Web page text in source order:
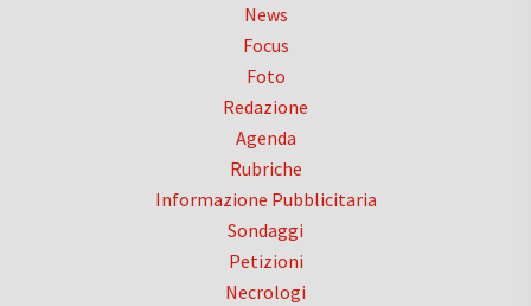
News
Focus
Foto
Redazione
Agenda
Rubriche
Informazione Pubblicitaria
Sondaggi
Petizioni
Necrologi